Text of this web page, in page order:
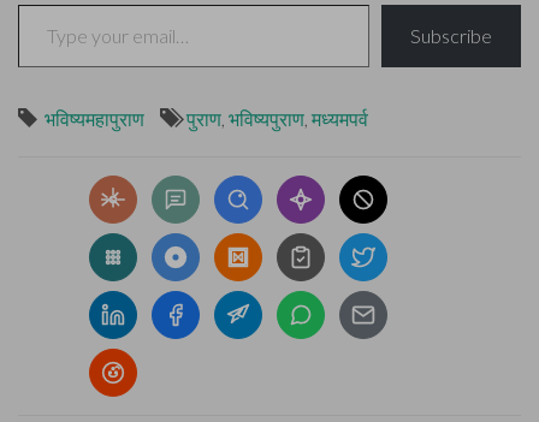
Subscribe
भविष्यमहापुराण पुराण भविष्यपुराण मध्यमपर्व